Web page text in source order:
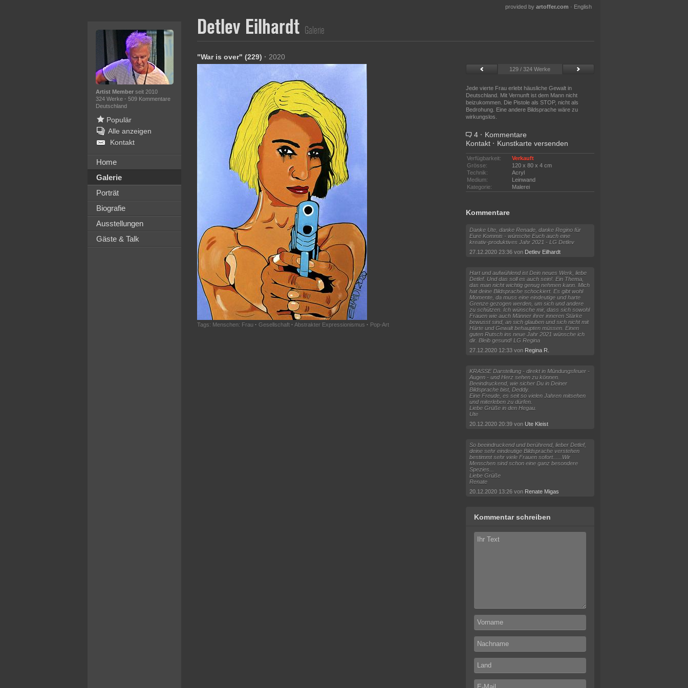
Artist Memberseit 2010
324 Werke · 509 Kommentare
Deutschland
Populär
Alle anzeigen
Kontakt
Home
Galerie
Porträt
Biografie
Ausstellungen
Gäste & Talk
provided by artoffer.com · English
Detlev Eilhardt Galerie
"War is over" (229) · 2020
Tags: Menschen: Frau · Gesellschaft · Abstrakter Expressionismus · Pop-Art
129 / 324 Werke
Jede vierte Frau erlebt häusliche Gewalt in
Deutschland. Mit Vernunft ist dem Mann nicht
beizukommen. Die Pistole als STOP, nicht als
Bedrohung. Eine andere Bildsprache wäre zu
wirkungslos.
4 · Kommentare
Kontakt · Kunstkarte versenden
Verfügbarkeit:
Verkauft
Grösse:
120 x 80 x 4 cm
Technik:
Acryl
Medium:
Leinwand
Kategorie:
Malerei
Kommentare
Danke Ute, danke Renade, danke Regino für
Eure Kommis - wünsche Euch auch eine
kreativ-produktives Jahr 2021 - LG Detlev
27.12.2020 23:36 von Detlev Eilhardt
Hart und aufwühlend ist Dein neues Werk, liebe
Detlef. Und das soll es auch sein!. Ein Thema,
das man nicht wichtig genug nehmen kann. Mich
hat deine Bildsprache schockiert. Es gibt wohl
Momente, da muss eine eindeutige und harte
Grenze gezogen werden, um sich und andere
zu schützen. Ich wünsche mir, dass sich sowohl
Frauen wie auch Männer ihrer inneren Stärke
bewusst sind, an sich glauben und sich nicht mit
Härte und Gewalt behaupten müssen. Einen
guten Rutsch ins neue Jahr 2021 wünsche ich
dir. Bleib gesund! LG Regina
27.12.2020 12:33 von Regina R.
KRASSE Darstellung - direkt in Mündungsfeuer -
Augen - und Herz sehen zu können.
Beeindruckend, wie sicher Du in Deiner
Bildsprache bist, Deddy.
Eine Freude, es seit so vielen Jahren mitsehen
und miterleben zu dürfen.
Liebe Grüße in den Hegau.
Ute
20.12.2020 20:39 von Ute Kleist
So beeindruckend und berührend, lieber Detlef,
deine sehr eindeutige Bildsprache verstehen
bestimmt sehr viele Frauen sofort......Wir
Menschen sind schon eine ganz besondere
Spezies...
Liebe Grüße
Renate
20.12.2020 13:26 von Renate Migas
Kommentar schreiben